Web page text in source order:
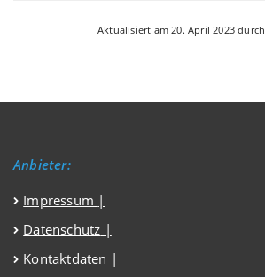
Aktualisiert am 20. April 2023 durch
Anbieter:
Impressum |
Datenschutz |
Kontaktdaten |